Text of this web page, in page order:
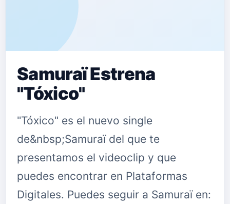
Samuraï Estrena
"Tóxico"
"Tóxico" es el nuevo single
de&nbsp;Samuraï del que te
presentamos el videoclip y que
puedes encontrar en Plataformas
Digitales. Puedes seguir a Samuraï en: